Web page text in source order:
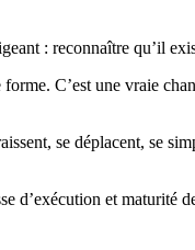
: reconnaître qu’il
C’est une vraie
se déplacent, se
d’exécution et maturité